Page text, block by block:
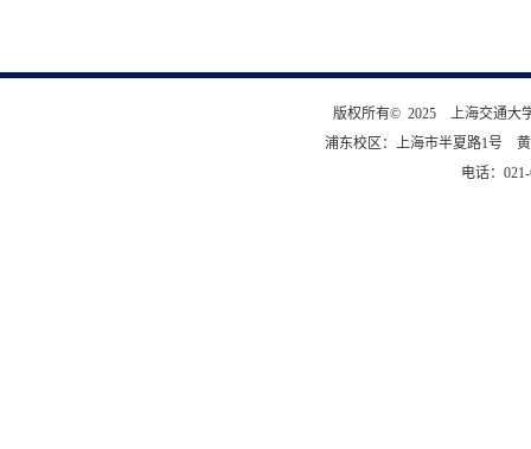
版权所有© 2025 上海交通大
浦东校区：上海市半夏路1号
电话：